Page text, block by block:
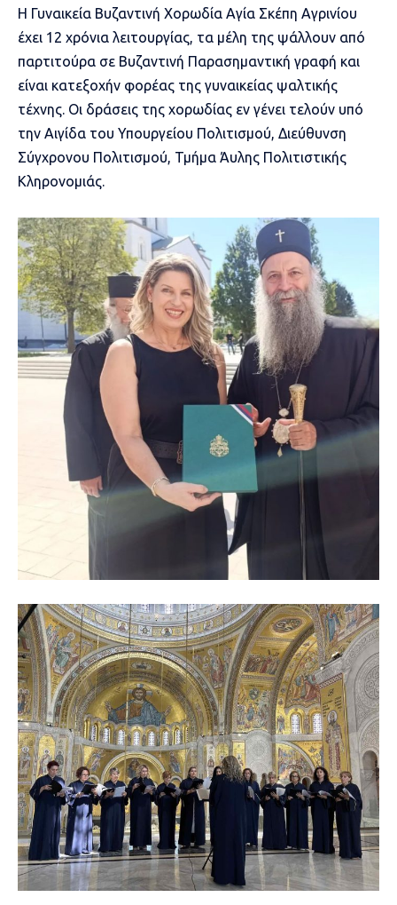
Η Γυναικεία Βυζαντινή Χορωδία Αγία Σκέπη Αγρινίου
έχει 12 χρόνια λειτουργίας, τα μέλη της ψάλλουν από
παρτιτούρα σε Βυζαντινή Παρασημαντική γραφή και
είναι κατεξοχήν φορέας της γυναικείας ψαλτικής
τέχνης. Οι δράσεις της χορωδίας εν γένει τελούν υπό
την Αιγίδα του Υπουργείου Πολιτισμού, Διεύθυνση
Σύγχρονου Πολιτισμού, Τμήμα Άυλης Πολιτιστικής
Κληρονομιάς.